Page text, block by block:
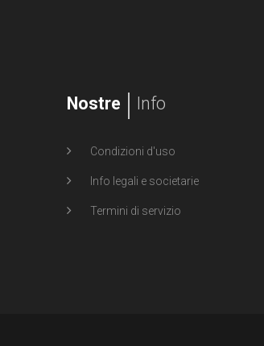
Nostre Info
Condizioni d'uso
Info legali e societarie
Termini di servizio